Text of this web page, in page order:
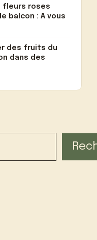
fleurs roses
balcon : A vous
des fruits du
dans des